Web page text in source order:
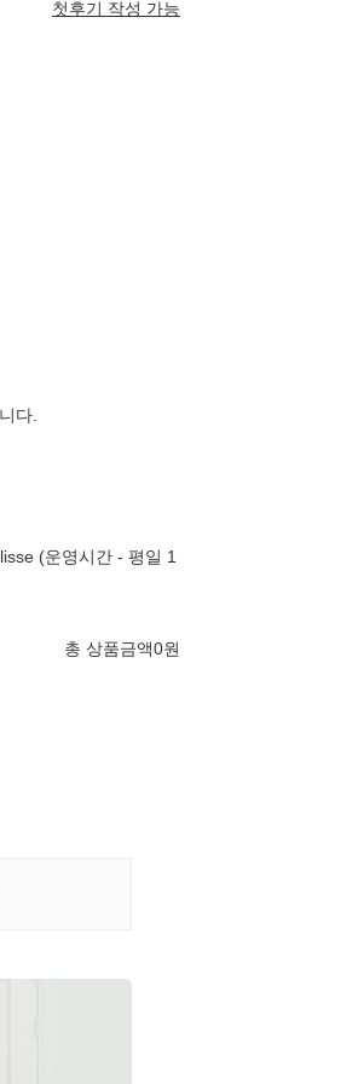
첫후기 작성 가능
다.
(운영시간 - 평일 1
총 상품금액0원